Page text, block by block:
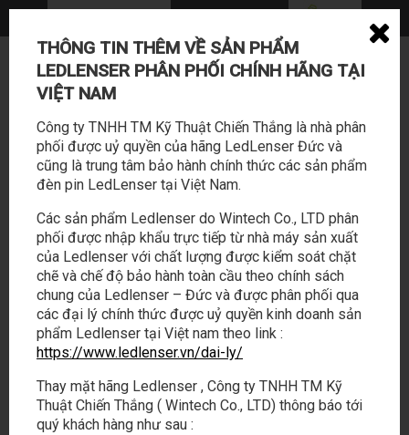
0362 114 888 - 028 22169588
SẢN PHẨM HOẠT ĐỘNG
LED LENSER / PRODUCTS/PHỤ KIỆN
PIN LEDLENSER 2×14500 PACK
1550MAH 3.7V | MH8
PIN LEDLENSER 2×14500 PACK
1550mAh 3.7V | MH8
THÔNG TIN THÊM VỀ SẢN PHẨM
LEDLENSER PHÂN PHỐI CHÍNH HÃNG TẠI
VIỆT NAM
Công ty TNHH TM Kỹ Thuật Chiến Thắng là nhà phân
phối được uỷ quyền của hãng LedLenser Đức và
cũng là trung tâm bảo hành chính thức các sản phẩm
đèn pin LedLenser tại Việt Nam.
Các sản phẩm Ledlenser do Wintech Co., LTD phân
phối được nhập khẩu trực tiếp từ nhà máy sản xuất
của Ledlenser với chất lượng được kiểm soát chặt
chẽ và chế độ bảo hành toàn cầu theo chính sách
chung của Ledlenser – Đức và được phân phối qua
các đại lý chính thức được uỷ quyền kinh doanh sản
phẩm Ledlenser tại Việt nam theo link :
https://www.ledlenser.vn/dai-ly/
Thay mặt hãng Ledlenser , Công ty TNHH TM Kỹ
Thuật Chiến Thắng ( Wintech Co., LTD) thông báo tới
quý khách hàng như sau :